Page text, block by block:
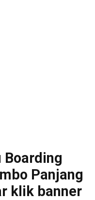
Boarding
Panjang
klik banner